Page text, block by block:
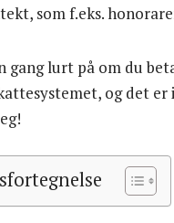
som f.eks.
gang lurt på om du
og det